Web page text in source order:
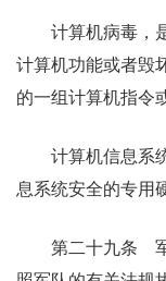
计算机病毒，
计算机功能或者毁
的一组计算机指令
计算机信息系
息系统安全的专用
第二十九条